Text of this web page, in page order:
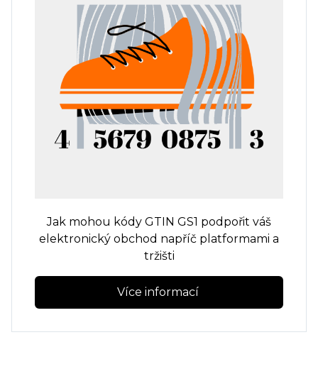
Jak mohou kódy GTIN GS1 podpořit váš
elektronický obchod napříč platformami a
tržišti
Více informací